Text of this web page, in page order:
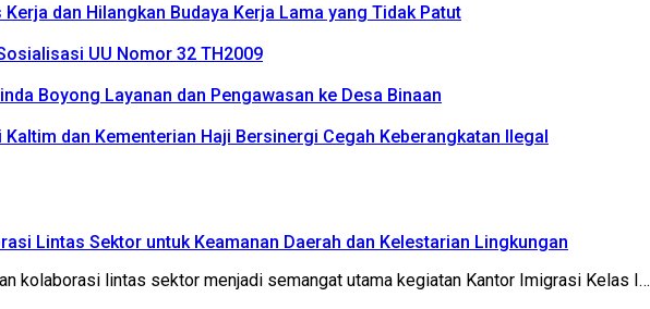
dan Hilangkan Budaya Kerja Lama yang Tidak Patut
UU Nomor 32 TH2009
Boyong Layanan dan Pengawasan ke Desa Binaan
dan Kementerian Haji Bersinergi Cegah Keberangkatan Ilegal
Lintas Sektor untuk Keamanan Daerah dan Kelestarian Lingkungan
kolaborasi lintas sektor menjadi semangat utama kegiatan Kantor Imigrasi Kelas I…